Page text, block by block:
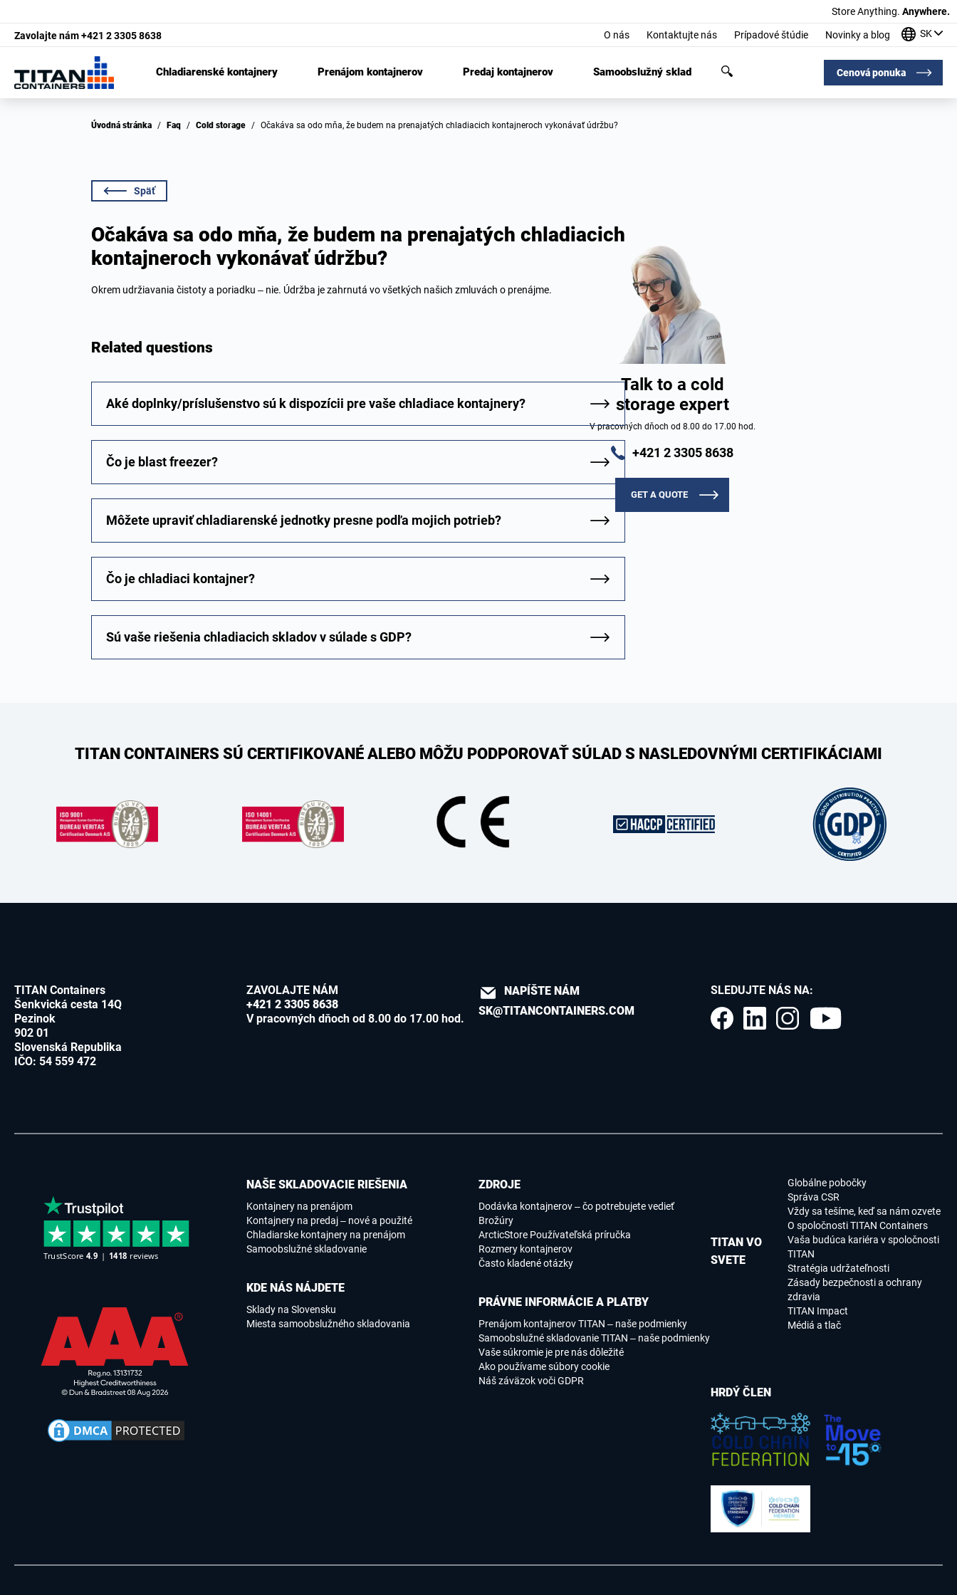
Store Anything. Anywhere.
Zavolajte nám+421 2 3305 8638 O nás Kontaktujte nás Prípadové štúdie Novinky a blog SK
Chladiarenské kontajnery Prenájom kontajnerov Predaj kontajnerov Samoobslužný sklad Cenová ponuka
Úvodná stránka / Faq / Cold storage / Očakáva sa odo mňa, že budem na prenajatých chladiacich kontajneroch vykonávať údržbu?
Späť
Očakáva sa odo mňa, že budem na prenajatých chladiacich
kontajneroch vykonávať údržbu?
Okrem udržiavania čistoty a poriadku – nie. Údržba je zahrnutá vo všetkých našich zmluvách o prenájme.
Related questions
Aké doplnky/príslušenstvo sú k dispozícii pre vaše chladiace kontajnery?
Čo je blast freezer?
Môžete upraviť chladiarenské jednotky presne podľa mojich potrieb?
Čo je chladiaci kontajner?
Sú vaše riešenia chladiacich skladov v súlade s GDP?
Talk to a cold
storage expert
V pracovných dňoch od 8.00 do 17.00 hod.
+421 2 3305 8638
GET A QUOTE
TITAN CONTAINERS SÚ CERTIFIKOVANÉ ALEBO MÔŽU PODPOROVAŤ SÚLAD S NASLEDOVNÝMI CERTIFIKÁCIAMI
TITAN Containers
Šenkvická cesta 14Q
Pezinok
902 01
Slovenská Republika
IČO: 54 559 472
ZAVOLAJTE NÁM
+421 2 3305 8638
V pracovných dňoch od 8.00 do 17.00 hod.
NAPÍŠTE NÁM
SK@TITANCONTAINERS.COM
SLEDUJTE NÁS NA:
NAŠE SKLADOVACIE RIEŠENIA
Kontajnery na prenájom
Kontajnery na predaj – nové a použité
Chladiarske kontajnery na prenájom
Samoobslužné skladovanie
KDE NÁS NÁJDETE
Sklady na Slovensku
Miesta samoobslužného skladovania
TITAN VO
SVETE
Globálne pobočky
Správa CSR
Vždy sa tešíme, keď sa nám ozvete
O spoločnosti TITAN Containers
Vaša budúca kariéra v spoločnosti
TITAN
Stratégia udržateľnosti
Zásady bezpečnosti a ochrany
zdravia
TITAN Impact
Médiá a tlač
ZDROJE
Dodávka kontajnerov – čo potrebujete vedieť
Brožúry
ArcticStore Používateľská príručka
Rozmery kontajnerov
Často kladené otázky
PRÁVNE INFORMÁCIE A PLATBY
Prenájom kontajnerov TITAN – naše podmienky
Samoobslužné skladovanie TITAN – naše podmienky
Vaše súkromie je pre nás dôležité
Ako používame súbory cookie
Náš záväzok voči GDPR
HRDÝ ČLEN